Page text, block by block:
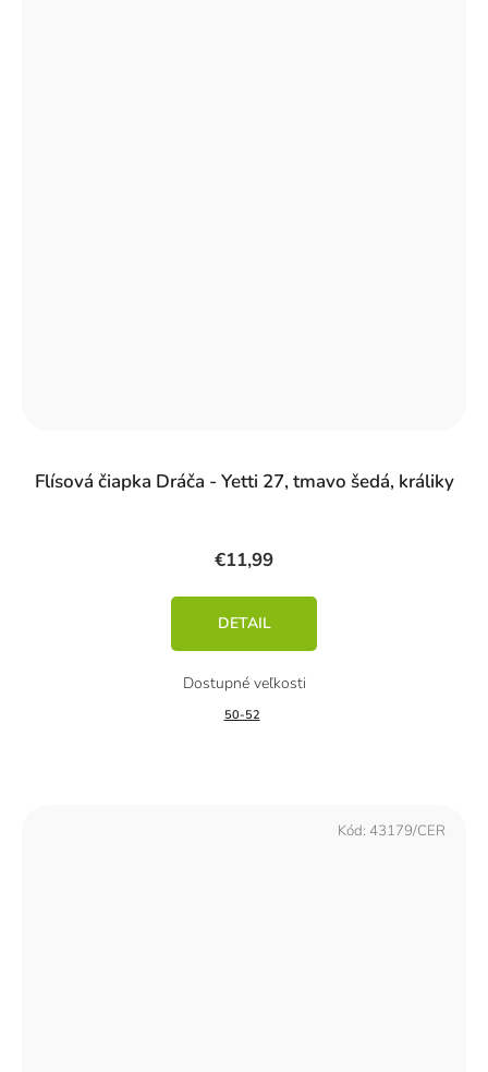
Flísová čiapka Dráča - Yetti 27, tmavo šedá, králiky
€11,99
DETAIL
50-52
Kód: 43179/CER